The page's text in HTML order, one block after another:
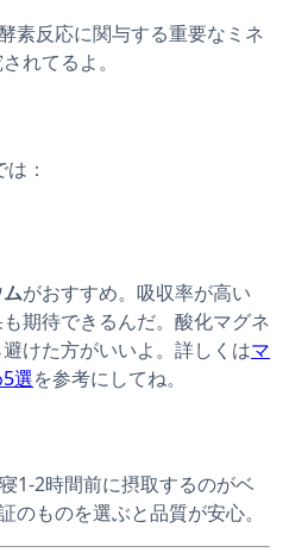
素反応に関与する重要なミネ
れてるよ。
は：
がおすすめ。吸収率が高い
期待できるんだ。酸化マグネ
けた方がいいよ。詳しくはマ
選を参考にしてね。
1-2時間前に摂取するのがベ
のものを選ぶと品質が安心。